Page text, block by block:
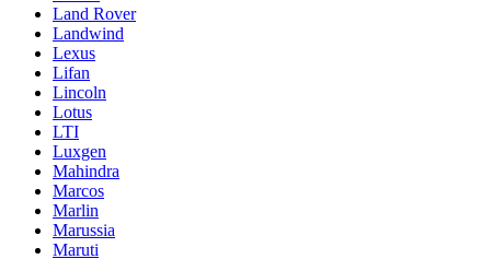
Land Rover
Landwind
Lexus
Lifan
Lincoln
Lotus
LTI
Luxgen
Mahindra
Marcos
Marlin
Marussia
Maruti